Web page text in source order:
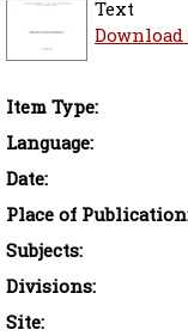
Text
Download
Item Type:
Language:
Date:
Place of
Subjects:
Divisions:
Site: